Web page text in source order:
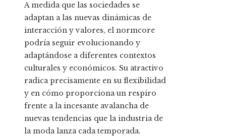
A medida que las sociedades se
adaptan a las nuevas dinámicas de
interacción y valores, el normcore
podría seguir evolucionando y
adaptándose a diferentes contextos
culturales y económicos. Su atractivo
radica precisamente en su flexibilidad
y en cómo proporciona un respiro
frente a la incesante avalancha de
nuevas tendencias que la industria de
la moda lanza cada temporada.